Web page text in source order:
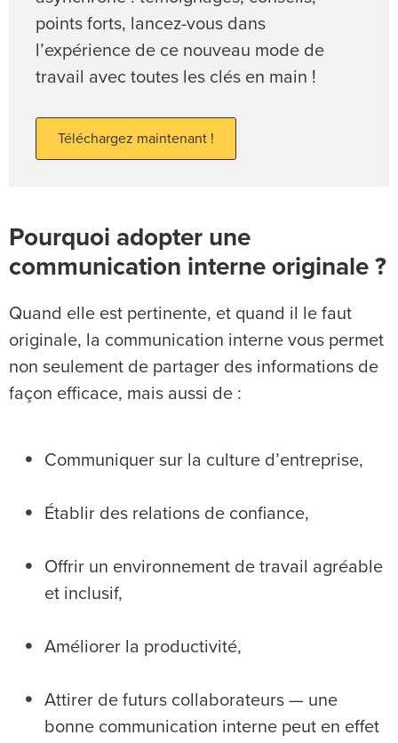
points forts, lancez-vous dans
l’expérience de ce nouveau mode de
travail avec toutes les clés en main !
Téléchargez maintenant !
Pourquoi adopter une
communication interne originale ?
Quand elle est pertinente, et quand il le faut
originale, la communication interne vous permet
non seulement de partager des informations de
façon efficace, mais aussi de :
Communiquer sur la culture d’entreprise,
Établir des relations de confiance,
Offrir un environnement de travail agréable
et inclusif,
Améliorer la productivité,
Attirer de futurs collaborateurs — une
bonne communication interne peut en effet